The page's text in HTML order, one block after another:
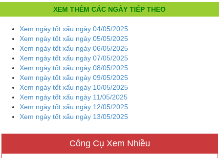
XEM THÊM CÁC NGÀY TIẾP THEO
Xem ngày tốt xấu ngày 04/05/2025
Xem ngày tốt xấu ngày 05/05/2025
Xem ngày tốt xấu ngày 06/05/2025
Xem ngày tốt xấu ngày 07/05/2025
Xem ngày tốt xấu ngày 08/05/2025
Xem ngày tốt xấu ngày 09/05/2025
Xem ngày tốt xấu ngày 10/05/2025
Xem ngày tốt xấu ngày 11/05/2025
Xem ngày tốt xấu ngày 12/05/2025
Xem ngày tốt xấu ngày 13/05/2025
Công Cụ Xem Nhiều